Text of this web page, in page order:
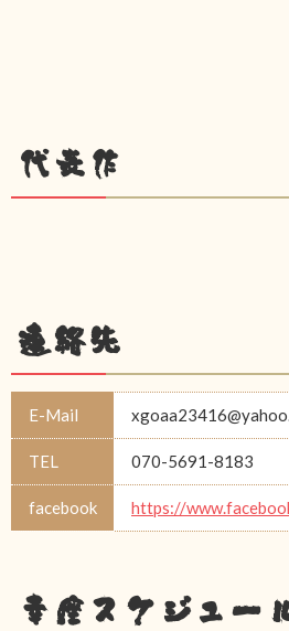
代表作
連絡先
E-Mail
TEL 070-5691-8183
facebook https://
幸座スケジュー